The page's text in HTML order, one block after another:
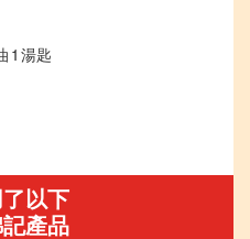
1 湯匙
以下
產品